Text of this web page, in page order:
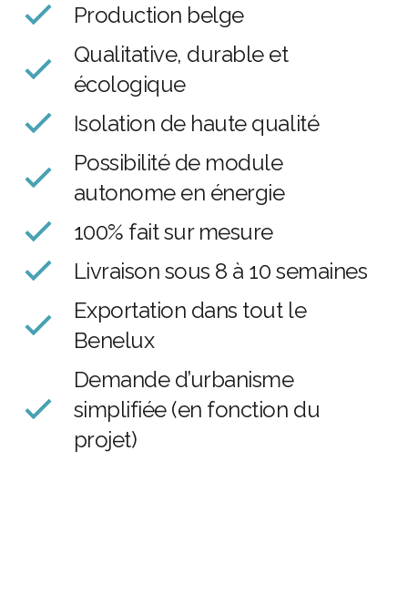
Production belge
Qualitative, durable et
écologique
Isolation de haute qualité
Possibilité de module
autonome en énergie
100% fait sur mesure
Livraison sous 8 à 10 semaines
Exportation dans tout le
Benelux
Demande d’urbanisme
simplifiée (en fonction du
projet)